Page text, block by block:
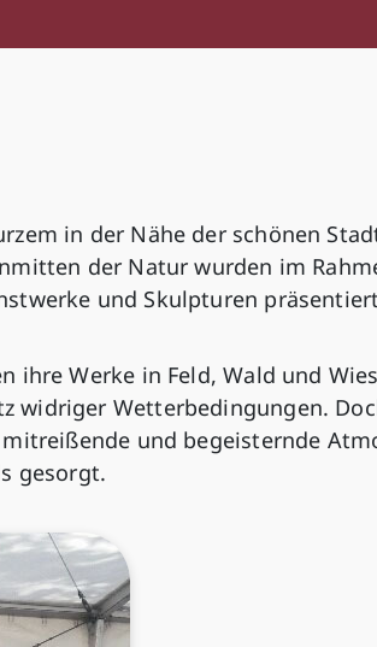
in der Nähe der schönen
der Natur wurden im
und Skulpturen
ihre Werke in Feld, Wald und
widriger Wetterbedingungen.
und begeisternde
gesorgt.